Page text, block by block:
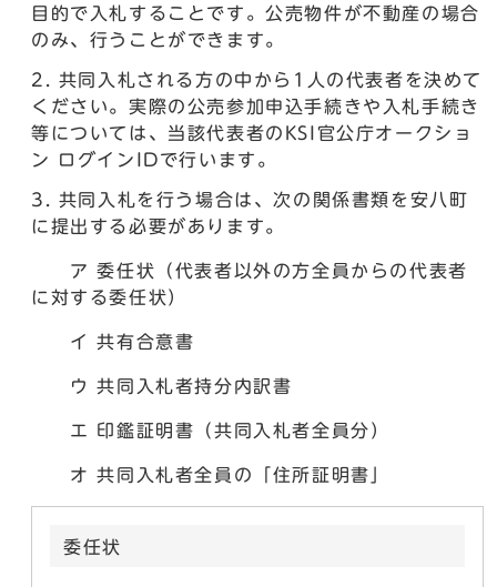
目的で入札することです。公売物件が不動産の場合
のみ、行うことができます。
共同入札される方の中から1人の代表者を決めて
ください。実際の公売参加申込手続きや入札手続き
等については、当該代表者のKSI官公庁オークショ
ン ログインIDで行います。
共同入札を行う場合は、次の関係書類を安八町
に提出する必要があります。
ア 委任状（代表者以外の方全員からの代表者
に対する委任状）
イ 共有合意書
ウ 共同入札者持分内訳書
エ 印鑑証明書（共同入札者全員分）
オ 共同入札者全員の「住所証明書」
委任状